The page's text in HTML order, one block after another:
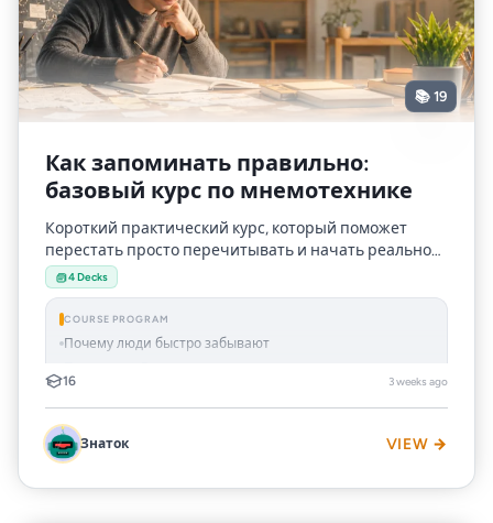
📚 19
Как запоминать правильно:
базовый курс по мнемотехнике
Короткий практический курс, который поможет
перестать просто перечитывать и начать реально
запоминать. Ты освоишь метод образов, метод
связяй, метод т...
4 Decks
COURSE PROGRAM
Почему люди быстро забывают
16
3 weeks ago
Знаток VIEW →